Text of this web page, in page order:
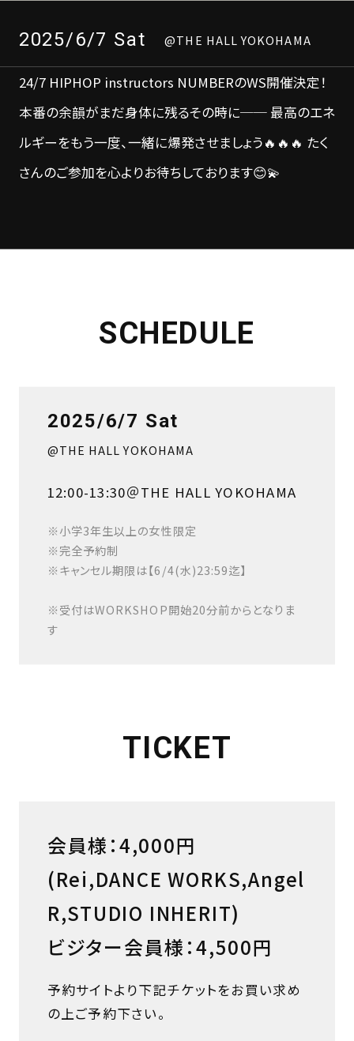
2025/6/7 Sat @THE HALL YOKOHAMA
24/7 HIPHOP instructors NUMBERのWS開催決定！
本番の余韻がまだ身体に残るその時に── 最高のエネ
ルギーをもう一度、一緒に爆発させましょう🔥🔥🔥 たく
さんのご参加を心よりお待ちしております😊💫
SCHEDULE
2025/6/7 Sat
@THE HALL YOKOHAMA
12:00-13:30＠THE HALL YOKOHAMA
※小学3年生以上の女性限定
※完全予約制
※キャンセル期限は【6/4(水)23:59迄】
※受付はWORKSHOP開始20分前からとなりま
す
TICKET
会員様：4,000円
(Rei,DANCE WORKS,Angel
R,STUDIO INHERIT)
ビジター会員様：4,500円
予約サイトより下記チケットをお買い求め
の上ご予約下さい。